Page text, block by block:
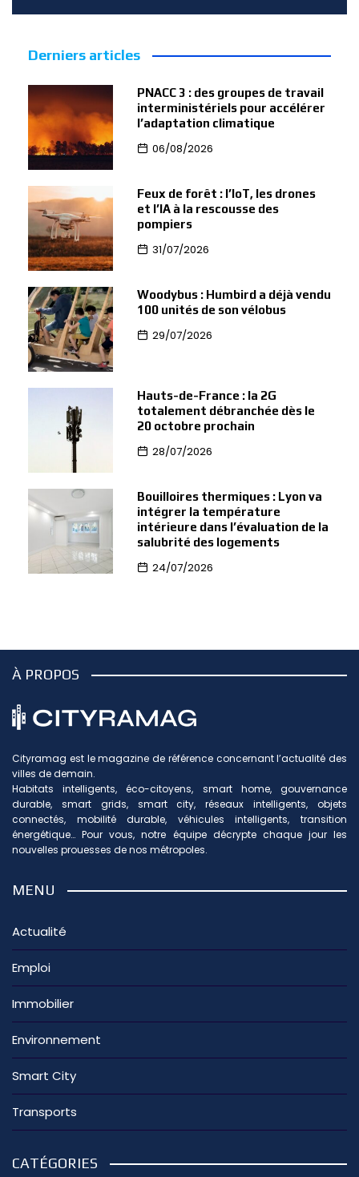
Derniers articles
PNACC 3 : des groupes de travail
interministériels pour accélérer
l’adaptation climatique
06/08/2026
Feux de forêt : l’IoT, les drones
et l’IA à la rescousse des
pompiers
31/07/2026
Woodybus : Humbird a déjà vendu
100 unités de son vélobus
29/07/2026
Hauts-de-France : la 2G
totalement débranchée dès le
20 octobre prochain
28/07/2026
Bouilloires thermiques : Lyon va
intégrer la température
intérieure dans l’évaluation de la
salubrité des logements
24/07/2026
À PROPOS
Cityramag est le magazine de référence concernant l’actualité des
villes de demain.
Habitats intelligents, éco-citoyens, smart home, gouvernance
durable, smart grids, smart city, réseaux intelligents, objets
connectés, mobilité durable, véhicules intelligents, transition
énergétique… Pour vous, notre équipe décrypte chaque jour les
nouvelles prouesses de nos métropoles.
MENU
Actualité
Emploi
Immobilier
Environnement
Smart City
Transports
CATÉGORIES